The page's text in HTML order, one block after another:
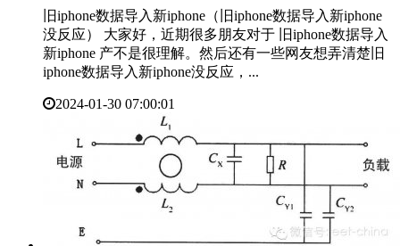
旧iphone数据导入新iphone（旧iphone数据导入新iphone
没反应） 大家好，近期很多朋友对于 旧iphone数据导入
新iphone 产不是很理解。然后还有一些网友想弄清楚旧
iphone数据导入新iphone没反应，...
2024-01-30 07:00:01